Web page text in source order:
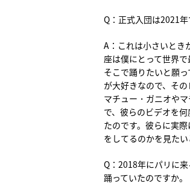
Q：正式入団は2021
A：これは小さいとき
座は僕にとって世界
そこで踊りたいと願
が大好きなので、そ
マチュー・ガニオや
で、彼らのビデオを
たのです。彼らに実
をしてるのかを見た
Q：2018年にパリに
踊っていたのですか。